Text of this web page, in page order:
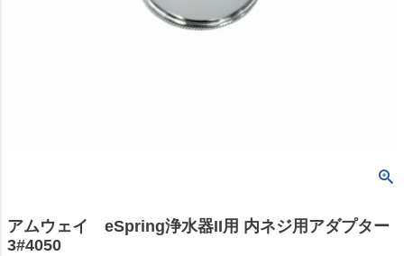
アムウェイ eSpring浄水器II用 内ネジ用アダプター
3#4050